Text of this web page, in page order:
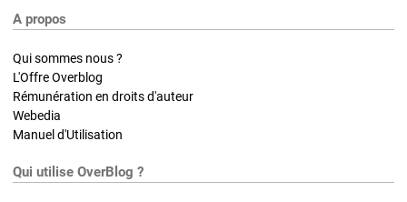
A propos
Qui sommes nous ?
L'Offre Overblog
Rémunération en droits d'auteur
Webedia
Manuel d'Utilisation
Qui utilise OverBlog ?